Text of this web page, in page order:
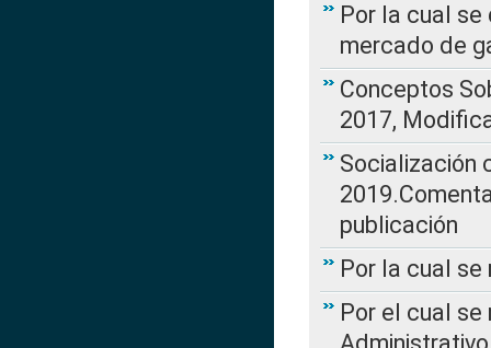
Por la cual
mercado de
Conceptos
2017,
Socialización
publicación
Por la cual se
Por el cual